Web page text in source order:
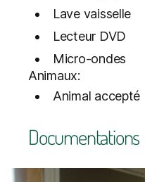
Lave vaisselle
Lecteur DVD
Micro-ondes
Animaux:
Animal accepté
Documentations